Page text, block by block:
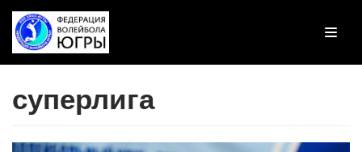
Перейти
к
суперлига